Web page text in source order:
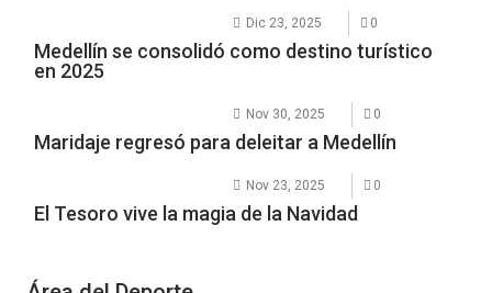
Dic 23, 2025 0
Medellín se consolidó como destino turístico
en 2025
Nov 30, 2025 0
Maridaje regresó para deleitar a Medellín
Nov 23, 2025 0
El Tesoro vive la magia de la Navidad